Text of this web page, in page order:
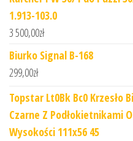
1.913-103.0
3 500,00zł
Biurko Signal B-168
299,00zł
Topstar Lt0Bk Bc0 Krzesło
Czarne Z Podłokietnikami
Wysokości 111x56 45